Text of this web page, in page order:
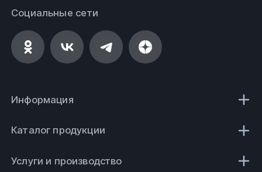
Социальные сети
Информация
Каталог продукции
Услуги и производство